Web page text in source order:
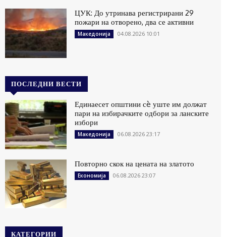
ЦУК: До утринава регистрирани 29
пожари на отворено, два се активни
Македонија 04.08.2026 10:01
ПОСЛЕДНИ ВЕСТИ
Единаесет општини сè уште им должат
пари на избирачките одбори за ланските
избори
Македонија 06.08.2026 23:17
Повторно скок на цената на златото
Економија 06.08.2026 23:07
КАТЕГОРИИ